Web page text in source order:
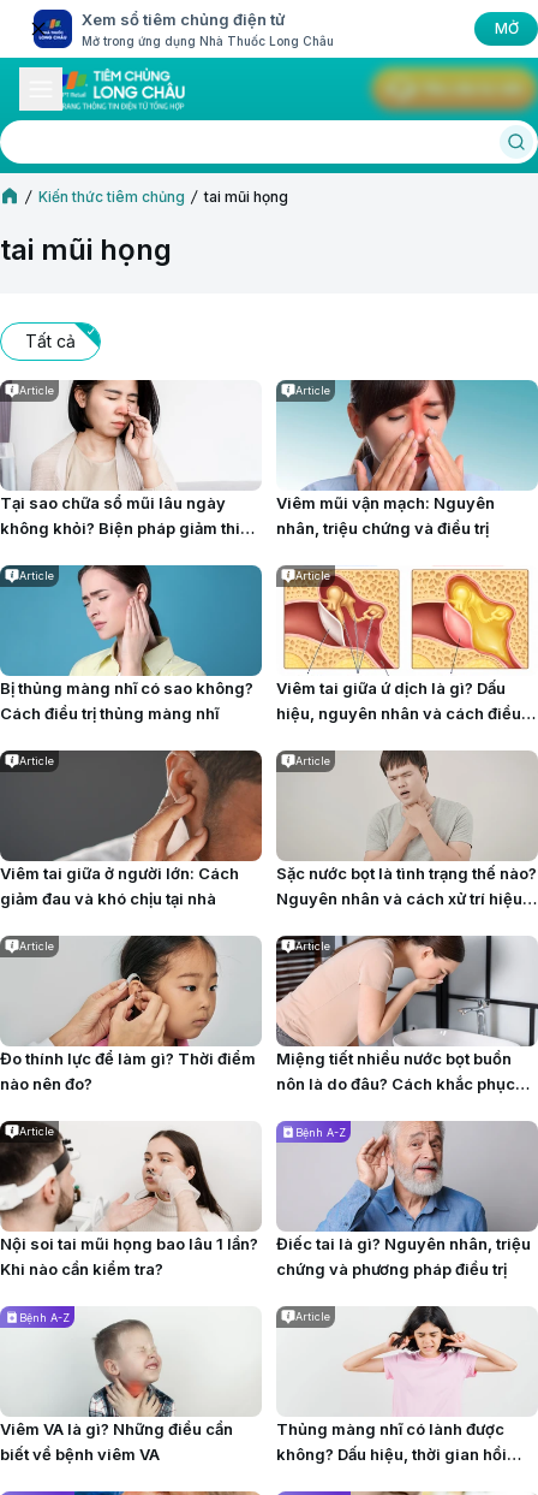
Xem sổ tiêm chủng điện tử
Mở trong ứng dụng Nhà Thuốc Long Châu
MỞ
Kiến thức tiêm chủng tai mũi họng
tai mũi họng
Tất cả
Article
Tại sao chữa sổ mũi lâu ngày
không khỏi? Biện pháp giảm thiểu
Article
Viêm mũi vận mạch: Nguyên
nhân, triệu chứng và điều trị
Article
Bị thủng màng nhĩ có sao không?
Cách điều trị thủng màng nhĩ
Article
Viêm tai giữa ứ dịch là gì? Dấu
hiệu, nguyên nhân và cách điều
Article
Viêm tai giữa ở người lớn: Cách
giảm đau và khó chịu tại nhà
Article
Sặc nước bọt là tình trạng thế nào?
Nguyên nhân và cách xử trí hiệu
Article
Đo thính lực​ để làm gì? Thời điểm
nào nên đo?
Article
Miệng tiết nhiều nước bọt buồn
nôn​ là do đâu? Cách khắc phục
Article
Nội soi tai mũi họng bao lâu 1 lần?
Khi nào cần kiểm tra?
Bệnh A-Z
Điếc tai là gì? Nguyên nhân, triệu
chứng và phương pháp điều trị
Bệnh A-Z
Viêm VA là gì? Những điều cần
biết về bệnh viêm VA
Article
Thủng màng nhĩ có lành được
không? Dấu hiệu, thời gian hồi